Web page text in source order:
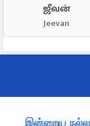
ஜீவன்
Jeevan
இன்றைய நல்ல